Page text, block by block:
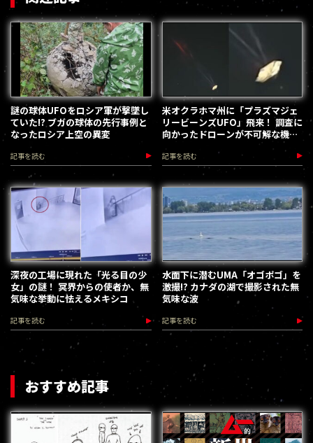
謎の球体UFOをロシア軍が撃墜し
ていた!? ブガの球体の先行事例と
なったロシア上空の異変
記事を読む
米オクラホマ州に「プラズマジェ
リービーンズUFO」飛来！ 調査に
向かったドローンが不可解な機能
記事を読む
深夜の工場に現れた「光る目の少
女」の謎！ 冥界からの使者か、無
気味な挙動に怯えるメキシコ
記事を読む
水面下に潜むUMA「オゴポゴ」を
激撮!? カナダの湖で撮影された無
気味な波
記事を読む
おすすめ記事